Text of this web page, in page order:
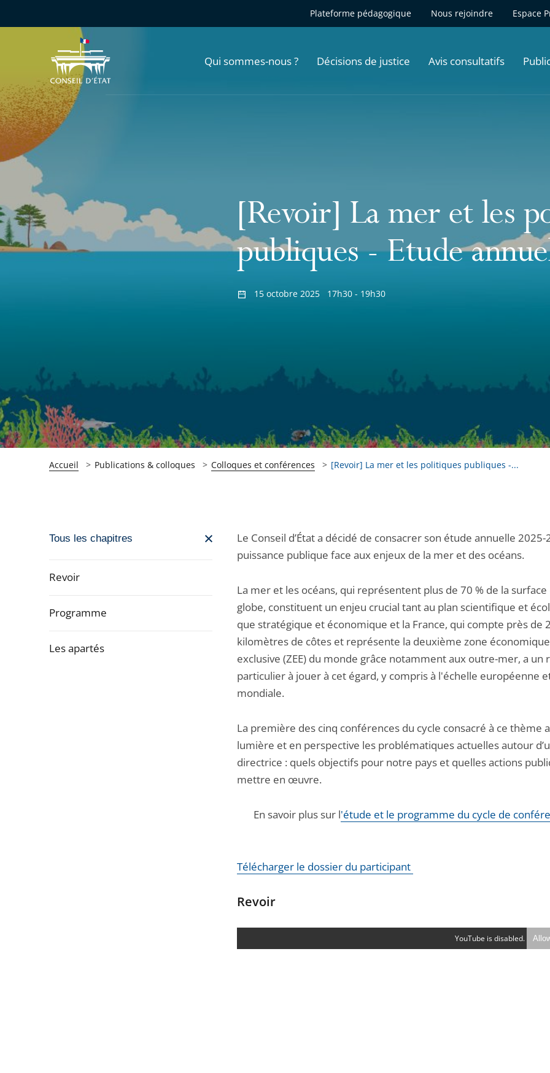
Plateforme pédagogique Nous rejoindre Espace
Qui sommes-nous ? Décisions de justice Avis consultatifs
[Revoir] La mer et les
publiques - Etude
15 octobre 2025 17h30 - 19h30
Accueil Publications & colloques Colloques et conférences [Revoir] La mer et les politiques publiques -...
Passer
navigation
l'article
pour
après
Tous les chapitres
Revoir
Programme
Les apartés
Le Conseil d’État a décidé de consacrer son étude annuelle 2025-
puissance publique face aux enjeux de la mer et des océans.
La mer et les océans, qui représentent plus de 70 % de la surface
globe, constituent un enjeu crucial tant au plan scientifique et
que stratégique et économique et la France, qui compte près de
kilomètres de côtes et représente la deuxième zone économique
exclusive (ZEE) du monde grâce notamment aux outre-mer, a un
particulier à jouer à cet égard, y compris à l'échelle européenne
mondiale.
La première des cinq conférences du cycle consacré à ce thème
lumière et en perspective les problématiques actuelles autour
directrice : quels objectifs pour notre pays et quelles actions
mettre en œuvre.
En savoir plus sur l'étude et le programme du cycle de
Télécharger le dossier du participant
Revoir
YouTube is disabled.